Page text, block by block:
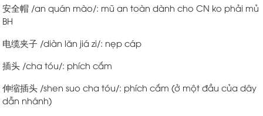
安全帽 /an quán mào/: mũ an toàn dành cho CN ko phải mủ
BH
电缆夹子 /diàn lăn jiá zi/: nẹp cáp
插头 /cha tóu/: phích cắm
伸缩插头 /shen suo cha tóu/: phích cắm (ở một đầu của dây
dẫn nhánh)